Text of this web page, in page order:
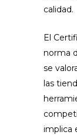
calidad.
El
norma
se
las
implica